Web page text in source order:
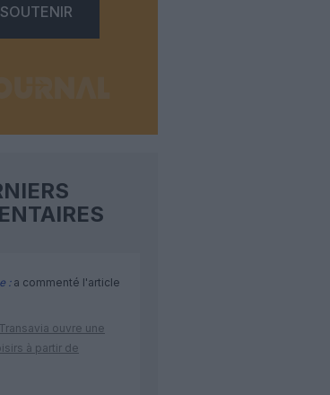
:a commenté l'article
ouvre une
à partir de